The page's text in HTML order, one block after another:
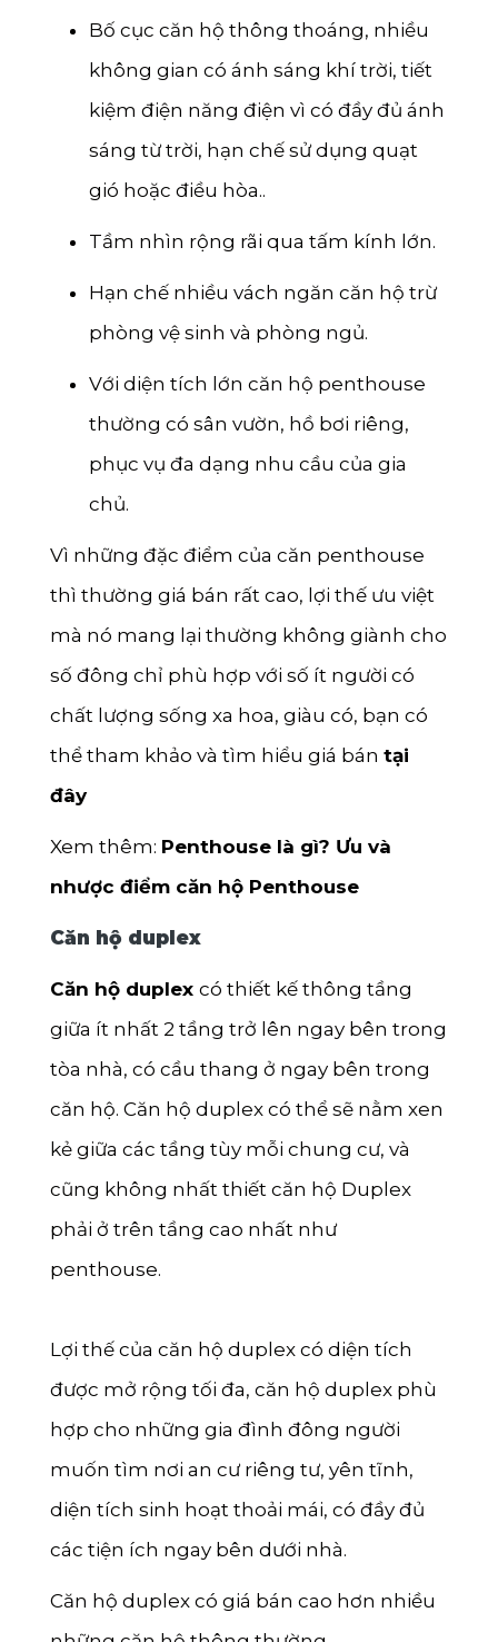
Bố cục căn hộ thông thoáng, nhiều
không gian có ánh sáng khí trời, tiết
kiệm điện năng điện vì có đầy đủ ánh
sáng từ trời, hạn chế sử dụng quạt
gió hoặc điều hòa..
Tầm nhìn rộng rãi qua tấm kính lớn.
Hạn chế nhiều vách ngăn căn hộ trừ
phòng vệ sinh và phòng ngủ.
Với diện tích lớn căn hộ penthouse
thường có sân vườn, hồ bơi riêng,
phục vụ đa dạng nhu cầu của gia
chủ.
Vì những đặc điểm của căn penthouse
thì thường giá bán rất cao, lợi thế ưu việt
mà nó mang lại thường không giành cho
số đông chỉ phù hợp với số ít người có
chất lượng sống xa hoa, giàu có, bạn có
thể tham khảo và tìm hiểu giá bán tại
đây
Xem thêm: Penthouse là gì? Ưu và
nhược điểm căn hộ Penthouse
Căn hộ duplex
Căn hộ duplex có thiết kế thông tầng
giữa ít nhất 2 tầng trở lên ngay bên trong
tòa nhà, có cầu thang ở ngay bên trong
căn hộ. Căn hộ duplex có thể sẽ nằm xen
kẻ giữa các tầng tùy mỗi chung cư, và
cũng không nhất thiết căn hộ Duplex
phải ở trên tầng cao nhất như
penthouse.
Lợi thế của căn hộ duplex có diện tích
được mở rộng tối đa, căn hộ duplex phù
hợp cho những gia đình đông người
muốn tìm nơi an cư riêng tư, yên tĩnh,
diện tích sinh hoạt thoải mái, có đầy đủ
các tiện ích ngay bên dưới nhà.
Căn hộ duplex có giá bán cao hơn nhiều